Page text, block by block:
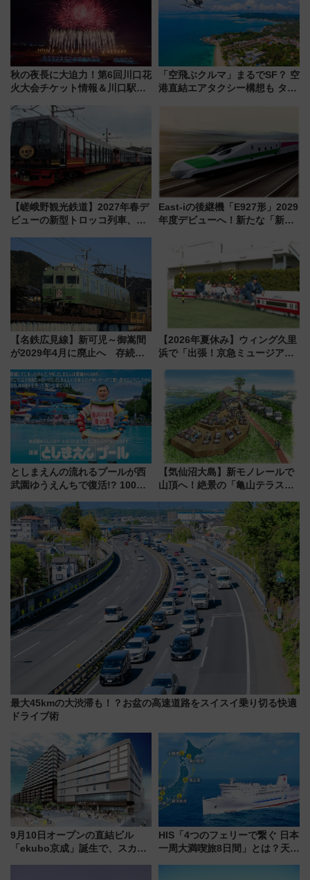
秋の夜長に大迫力！第6回川口花
火大会チケット情報＆川口駅か
「空飛ぶクルマ」まるでSF？ 空
港直結エアタクシー構想も タイ
【嵯峨野観光鉄道】2027年春デ
ビューの新型トロッコ列車、い
は2026年で引退
East-iの後継機「E927形」2029
年度デビューへ！新たな「新幹
説【JR東日本】
【名鉄広見線】新可児～御嵩間
が2029年4月に廃止へ 存続協
【2026年夏休み】ウィング久里
浜で「出張！京急ミュージア
ラリーや子ども制服撮影も
としまえんの流れるプールが西
武園ゆうえんちで復活!? 100周
イダー」に注目 2026年夏は所
沢へ遊びに行こう
【気仙沼大島】新モノレールで
山頂へ！絶景の「亀山テラス
暇村のお得な日帰りプランも登
場
最大45kmの大渋滞も！？お盆の高速道路をスイスイ乗り切る快適
ドライブ術
9月10日オープンの直結ビル
「ekubo京成」誕生で、スカイ
HIS「4つのフェリーで繋ぐ 日本
一周大満喫旅8日間」とは？天橋